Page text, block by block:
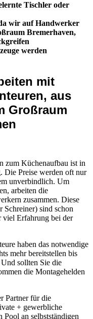
Tischler oder
wir auf Handwerker
Bremerhaven,
werden
mit
aus
Großraum
zum Küchenaufbau ist in
Die Preise werden oft nur
unverbindlich. Um
arbeiten die
zusammen. Diese
Schreiner) sind schon
viel Erfahrung bei der
haben das notwendige
mehr bereitstellen bis
sollten Sie die
die Montagehelden
Partner für die
+ gewerbliche
an selbstständigen